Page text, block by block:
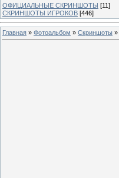
ОФИЦИАЛЬНЫЕ СКРИНШОТЫ [11]
СКРИНШОТЫ ИГРОКОВ [446]
Главная » Фотоальбом » Скриншоты »